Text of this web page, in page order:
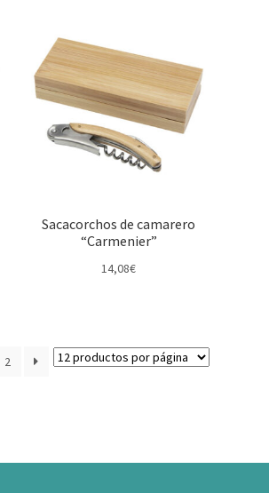
Sacacorchos de camarero
“Carmenier”
14,08€
2